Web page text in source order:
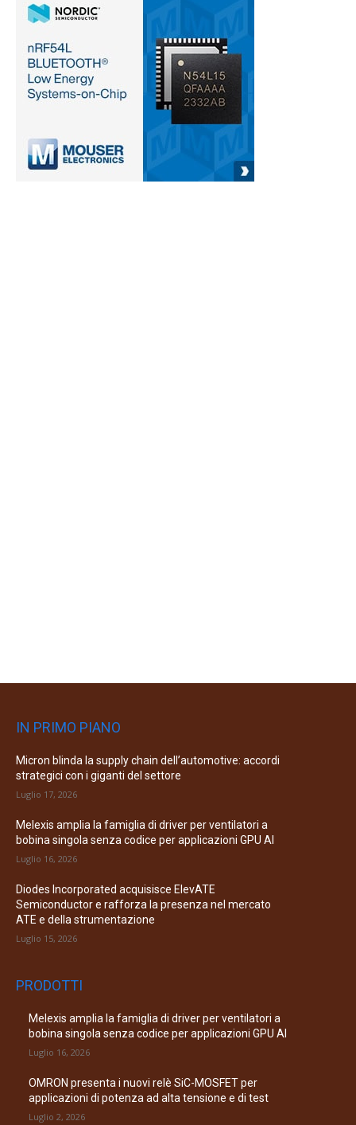
IN PRIMO PIANO
Micron blinda la supply chain dell’automotive: accordi
strategici con i giganti del settore
Luglio 17, 2026
Melexis amplia la famiglia di driver per ventilatori a
bobina singola senza codice per applicazioni GPU AI
Luglio 16, 2026
Diodes Incorporated acquisisce ElevATE
Semiconductor e rafforza la presenza nel mercato
ATE e della strumentazione
Luglio 15, 2026
PRODOTTI
Melexis amplia la famiglia di driver per ventilatori a
bobina singola senza codice per applicazioni GPU AI
Luglio 16, 2026
OMRON presenta i nuovi relè SiC-MOSFET per
applicazioni di potenza ad alta tensione e di test
Luglio 2, 2026